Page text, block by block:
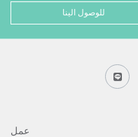
للوصول الينا
عمل